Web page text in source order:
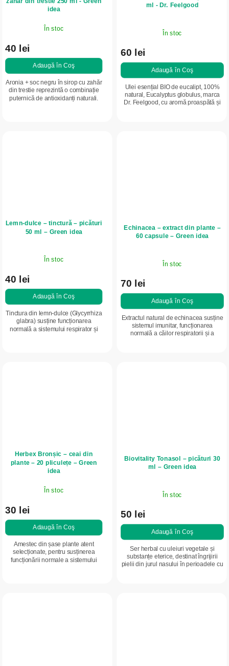
idea
În stoc
40 lei
Adaugă în Coş
Aronia + soc negru în sirop cu zahăr
din trestie reprezintă o combinație
puternică de antioxidanți naturali.
ml - Dr. Feelgood
În stoc
60 lei
Adaugă în Coş
Ulei esențial BIO de eucalipt, 100%
natural, Eucalyptus globulus, marca
Dr. Feelgood, cu aromă proaspătă și
Lemn-dulce – tinctură – picături
50 ml – Green idea
În stoc
40 lei
Adaugă în Coş
Tinctura din lemn-dulce (Glycyrrhiza
glabra) susține funcționarea
normală a sistemului respirator și
Echinacea – extract din plante –
60 capsule – Green idea
În stoc
70 lei
Adaugă în Coş
Extractul natural de echinacea susține
sistemul imunitar, funcționarea
normală a căilor respiratorii și a
Herbex Bronșic – ceai din
plante – 20 pliculețe – Green
idea
În stoc
30 lei
Adaugă în Coş
Amestec din șase plante atent
selecționate, pentru susținerea
funcționării normale a sistemului
Biovitality Tonasol – picături 30
ml – Green idea
În stoc
50 lei
Adaugă în Coş
Ser herbal cu uleiuri vegetale și
substanțe eterice, destinat îngrijirii
pielii din jurul nasului în perioadele cu